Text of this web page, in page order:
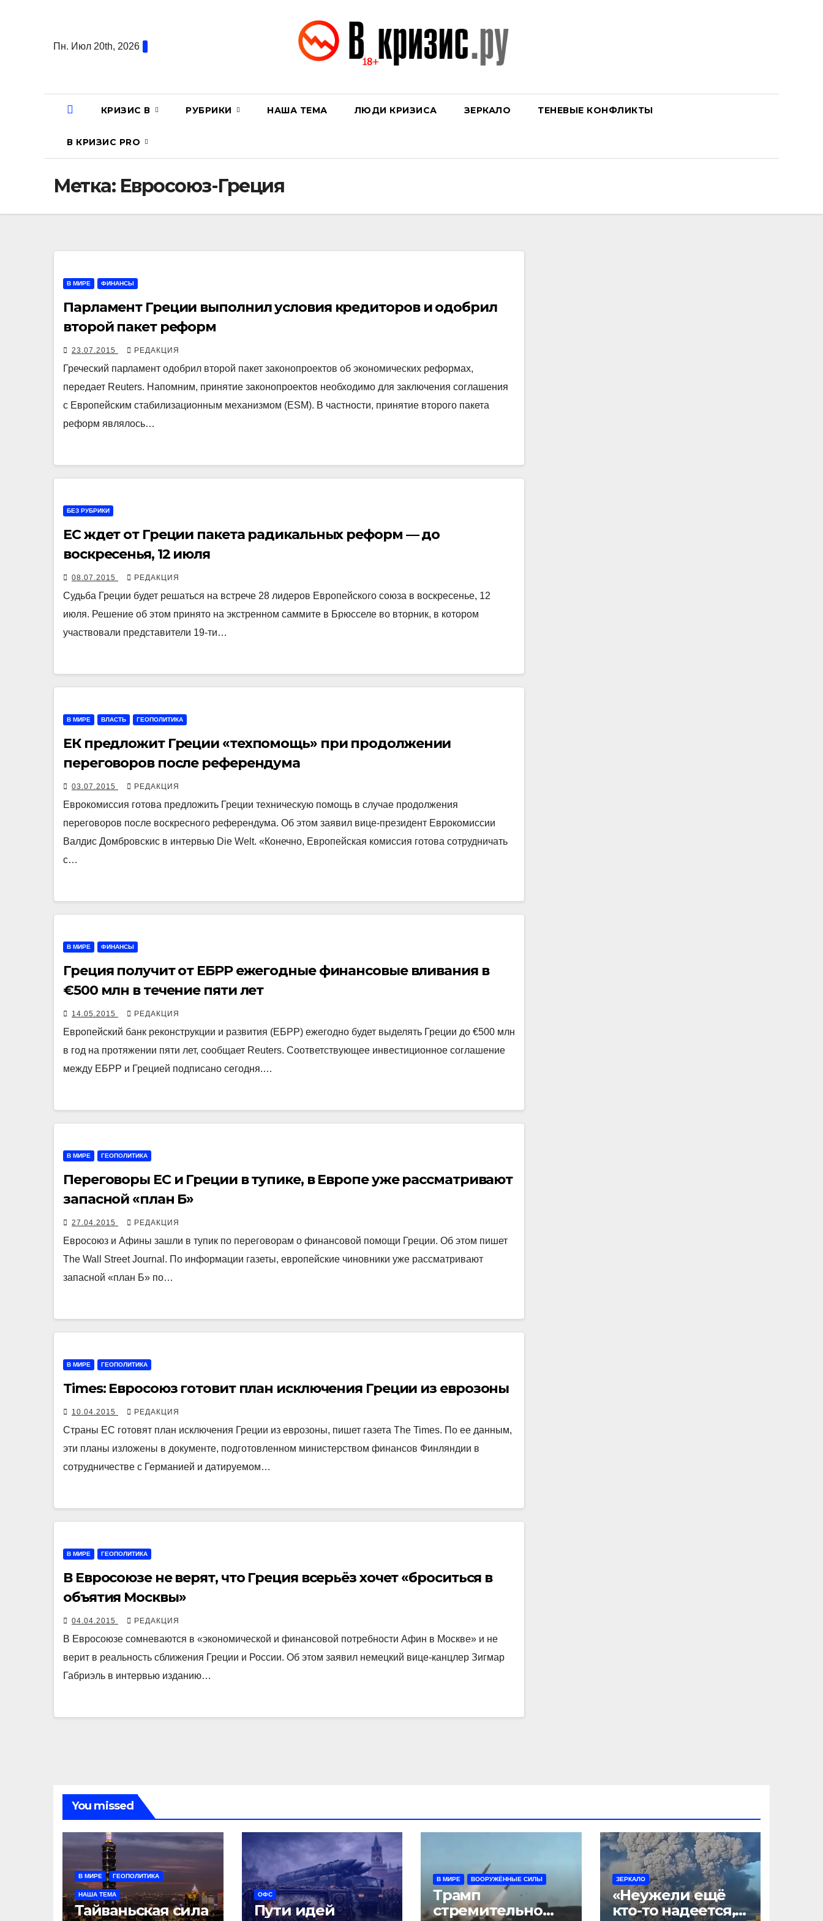
содержаниюПн. Июл 20th, 2026
КРИЗИС В РУБРИКИ НАША ТЕМА ЛЮДИ КРИЗИСА ЗЕРКАЛО ТЕНЕВЫЕ КОНФЛИКТЫ
В КРИЗИС PRO
Метка: Евросоюз-Греция
В МИРЕ ФИНАНСЫ
Парламент Греции выполнил условия кредиторов и одобрил
второй пакет реформ
23.07.2015 РЕДАКЦИЯ
Греческий парламент одобрил второй пакет законопроектов об экономических реформах,
передает Reuters. Напомним, принятие законопроектов необходимо для заключения соглашения
с Европейским стабилизационным механизмом (ESM). В частности, принятие второго пакета
реформ являлось…
БЕЗ РУБРИКИ
ЕС ждет от Греции пакета радикальных реформ — до
воскресенья, 12 июля
08.07.2015 РЕДАКЦИЯ
Судьба Греции будет решаться на встрече 28 лидеров Европейского союза в воскресенье, 12
июля. Решение об этом принято на экстренном саммите в Брюсселе во вторник, в котором
участвовали представители 19-ти…
В МИРЕ ВЛАСТЬ ГЕОПОЛИТИКА
ЕК предложит Греции «техпомощь» при продолжении
переговоров после референдума
03.07.2015 РЕДАКЦИЯ
Еврокомиссия готова предложить Греции техническую помощь в случае продолжения
переговоров после воскресного референдума. Об этом заявил вице-президент Еврокомиссии
Валдис Домбровскис в интервью Die Welt. «Конечно, Европейская комиссия готова сотрудничать
с…
В МИРЕ ФИНАНСЫ
Греция получит от ЕБРР ежегодные финансовые вливания в
€500 млн в течение пяти лет
14.05.2015 РЕДАКЦИЯ
Европейский банк реконструкции и развития (ЕБРР) ежегодно будет выделять Греции до €500 млн
в год на протяжении пяти лет, сообщает Reuters. Соответствующее инвестиционное соглашение
между ЕБРР и Грецией подписано сегодня.…
В МИРЕ ГЕОПОЛИТИКА
Переговоры ЕС и Греции в тупике, в Европе уже рассматривают
запасной «план Б»
27.04.2015 РЕДАКЦИЯ
Евросоюз и Афины зашли в тупик по переговорам о финансовой помощи Греции. Об этом пишет
The Wall Street Journal. По информации газеты, европейские чиновники уже рассматривают
запасной «план Б» по…
В МИРЕ ГЕОПОЛИТИКА
Times: Евросоюз готовит план исключения Греции из еврозоны
10.04.2015 РЕДАКЦИЯ
Страны ЕС готовят план исключения Греции из еврозоны, пишет газета The Times. По ее данным,
эти планы изложены в документе, подготовленном министерством финансов Финляндии в
сотрудничестве с Германией и датируемом…
В МИРЕ ГЕОПОЛИТИКА
В Евросоюзе не верят, что Греция всерьёз хочет «броситься в
объятия Москвы»
04.04.2015 РЕДАКЦИЯ
В Евросоюзе сомневаются в «экономической и финансовой потребности Афин в Москве» и не
верит в реальность сближения Греции и России. Об этом заявил немецкий вице-канцлер Зигмар
Габриэль в интервью изданию…
You missed
В МИРЕ ГЕОПОЛИТИКА
НАША ТЕМА
Тайваньская сила
ОФС
Пути идей
В МИРЕ ВООРУЖЁННЫЕ СИЛЫ
Трамп
стремительно
ЗЕРКАЛО
«Неужели ещё
кто-то надеется,